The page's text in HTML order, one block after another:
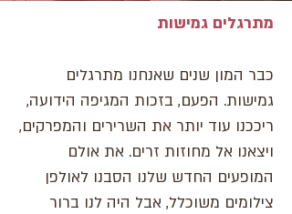
מתרגלים גמישות
כבר המון שנים שאנחנו מתרגלים
גמישות. הפעם, בזכות המגיפה הידועה,
ריככנו עוד יותר את השרירים והמפרקים,
ויצאנו אל מחוזות זרים. את אולם
המופעים החדש שלנו הסבנו לאולפן
צילומים משוכלל, אבל היה לנו ברור